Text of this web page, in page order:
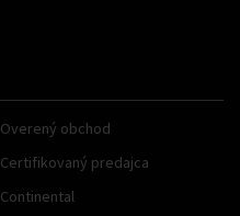
Overený obchod
Certifikovaný predajca
Continental